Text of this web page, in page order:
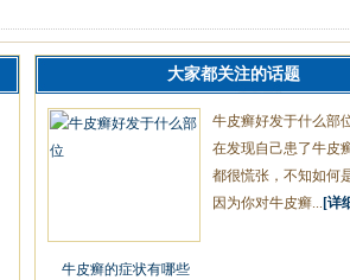
大家都关注的话题
牛皮癣好发于什么部
在发现自己患了牛皮
都很慌张，不知如何
因为你对牛皮癣... [详
牛皮癣的症状有哪些